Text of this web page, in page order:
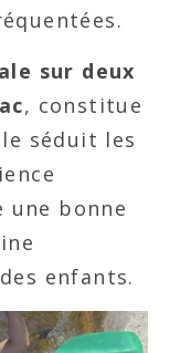
sur deux
, constitue
séduit les
une bonne
enfants.